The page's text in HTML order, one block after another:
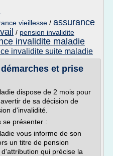
vieillesse / assurance
/ pension invalidite
invalidite maladie
invalidite suite maladie
et prise
dispose de 2 mois pour
de sa décision de
d'invalidité.
se présenter :
vous informe de son
un titre de pension
qui précise la